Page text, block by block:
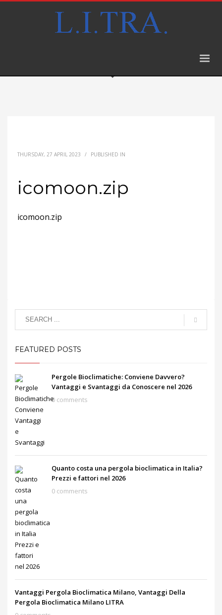
THURSDAY, 27 APRIL 2023 / PUBLISHED IN
icomoon.zip
icomoon.zip
FEATURED POSTS
Pergole Bioclimatiche: Conviene Davvero?
Vantaggi e Svantaggi da Conoscere nel 2026
0 comments
Quanto costa una pergola bioclimatica in Italia?
Prezzi e fattori nel 2026
0 comments
Vantaggi Pergola Bioclimatica Milano, Vantaggi Della
Pergola Bioclimatica Milano LITRA